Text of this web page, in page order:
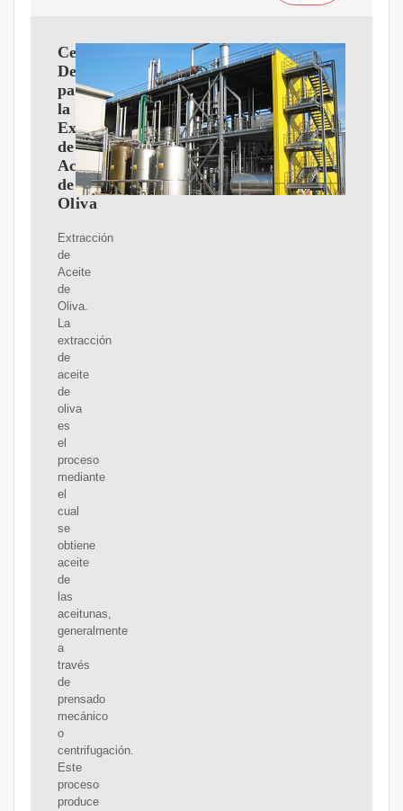
Centrífuga
Decantadora
para
la
Extracción
de
Aceite
de
Oliva
Extracción
de
Aceite
de
Oliva.
La
extracción
de
aceite
de
oliva
es
el
proceso
mediante
el
cual
se
obtiene
aceite
de
las
aceitunas,
generalmente
a
través
de
prensado
mecánico
o
centrifugación.
Este
proceso
produce